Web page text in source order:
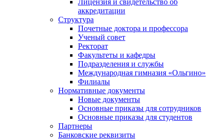
Лицензия и свидетельство об
аккредитации
Структура
Почетные доктора и профессора
Ученый совет
Ректорат
Факультеты и кафедры
Подразделения и службы
Международная гимназия «Ольгино»
Филиалы
Нормативные документы
Новые документы
Основные приказы для сотрудников
Основные приказы для студентов
Партнеры
Банковские реквизиты